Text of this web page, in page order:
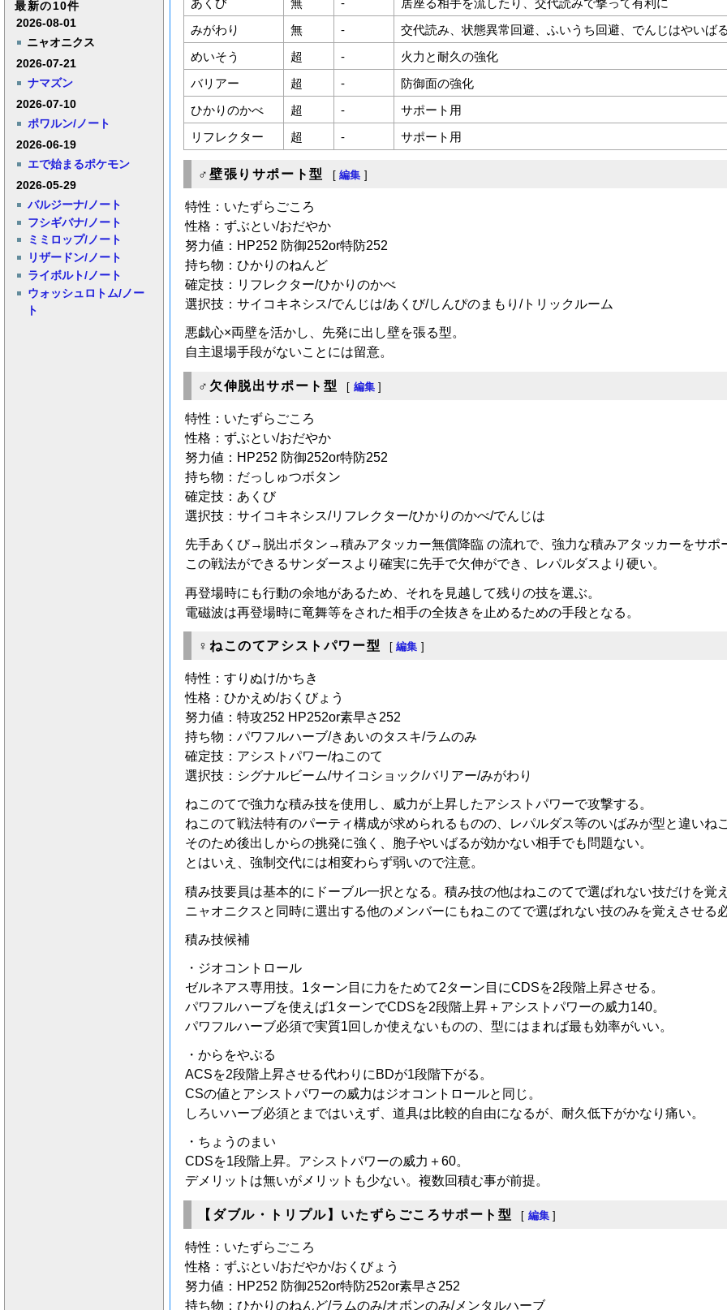
最新の10件
2026-08-01
ニャオニクス
2026-07-21
ナマズン
2026-07-10
ポワルン/ノート
2026-06-19
エで始まるポケモン
2026-05-29
バルジーナ/ノート
フシギバナ/ノート
ミミロップ/ノート
リザードン/ノート
ライボルト/ノート
ウォッシュロトム/ノー
ト
あくび
無 -
居座る相手を流したり、交代読みで撃って有利に
みがわり
無 -
交代読み、状態異常回避、ふいうち回避、でんじはやいば
めいそう
超 -
火力と耐久の強化
バリアー
超 -
防御面の強化
ひかりのかべ
超 -
サポート用
リフレクター
超 - サポート用
♂壁張りサポート型 [ 編集 ]
特性：いたずらごころ
性格：ずぶとい/おだやか
努力値：HP252 防御252or特防252
持ち物：ひかりのねんど
確定技：リフレクター/ひかりのかべ
選択技：サイコキネシス/でんじは/あくび/しんぴのまもり/トリックルーム
悪戯心×両壁を活かし、先発に出し壁を張る型。
自主退場手段がないことには留意。
♂欠伸脱出サポート型 [ 編集 ]
特性：いたずらごころ
性格：ずぶとい/おだやか
努力値：HP252 防御252or特防252
持ち物：だっしゅつボタン
確定技：あくび
選択技：サイコキネシス/リフレクター/ひかりのかべ/でんじは
先手あくび→脱出ボタン→積みアタッカー無償降臨 の流れで、強力な積みアタッカーをサポ
この戦法ができるサンダースより確実に先手で欠伸ができ、レパルダスより硬い。
再登場時にも行動の余地があるため、それを見越して残りの技を選ぶ。
電磁波は再登場時に竜舞等をされた相手の全抜きを止めるための手段となる。
♀ねこのてアシストパワー型 [ 編集 ]
特性：すりぬけ/かちき
性格：ひかえめ/おくびょう
努力値：特攻252 HP252or素早さ252
持ち物：パワフルハーブ/きあいのタスキ/ラムのみ
確定技：アシストパワー/ねこのて
選択技：シグナルビーム/サイコショック/バリアー/みがわり
ねこのてで強力な積み技を使用し、威力が上昇したアシストパワーで攻撃する。
ねこのて戦法特有のパーティ構成が求められるものの、レパルダス等のいばみが型と違いね
そのため後出しからの挑発に強く、胞子やいばるが効かない相手でも問題ない。
とはいえ、強制交代には相変わらず弱いので注意。
積み技要員は基本的にドーブル一択となる。積み技の他はねこのてで選ばれない技だけを覚
ニャオニクスと同時に選出する他のメンバーにもねこのてで選ばれない技のみを覚えさせる
積み技候補
・ジオコントロール
ゼルネアス専用技。1ターン目に力をためて2ターン目にCDSを2段階上昇させる。
パワフルハーブを使えば1ターンでCDSを2段階上昇＋アシストパワーの威力140。
パワフルハーブ必須で実質1回しか使えないものの、型にはまれば最も効率がいい。
・からをやぶる
ACSを2段階上昇させる代わりにBDが1段階下がる。
CSの値とアシストパワーの威力はジオコントロールと同じ。
しろいハーブ必須とまではいえず、道具は比較的自由になるが、耐久低下がかなり痛い。
・ちょうのまい
CDSを1段階上昇。アシストパワーの威力＋60。
デメリットは無いがメリットも少ない。複数回積む事が前提。
【ダブル・トリプル】いたずらごころサポート型 [ 編集 ]
特性：いたずらごころ
性格：ずぶとい/おだやか/おくびょう
努力値：HP252 防御252or特防252or素早さ252
持ち物：ひかりのねんど/ラムのみ/オボンのみ/メンタルハーブ